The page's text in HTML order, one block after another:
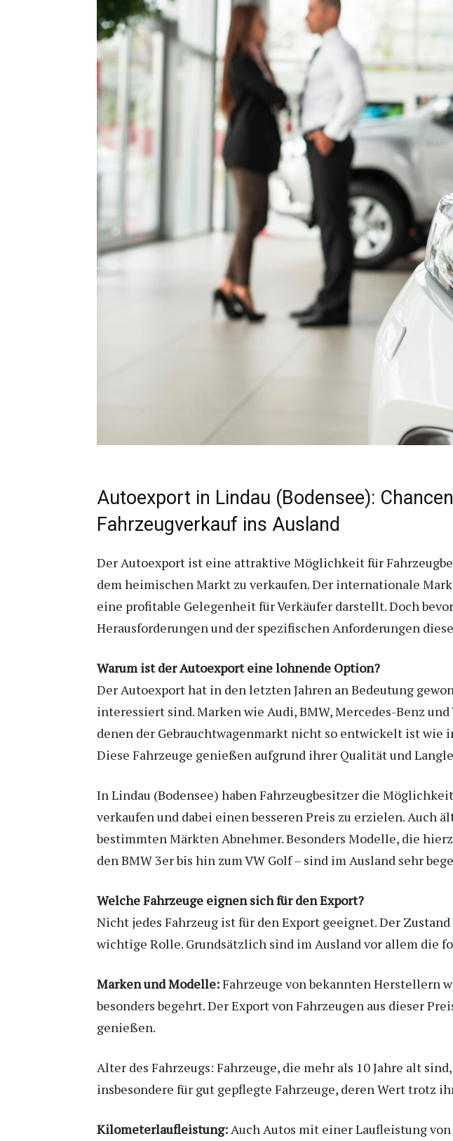
Autoexport in Lindau (Bodensee):
Fahrzeugverkauf ins Ausland
Der Autoexport ist eine attraktive Möglichkeit für
dem heimischen Markt zu verkaufen. Der internationale
eine profitable Gelegenheit für Verkäufer darstellt. Doch
Herausforderungen und der spezifischen Anforderungen
Warum ist der Autoexport eine lohnende Option?
Der Autoexport hat in den letzten Jahren an Bedeutung
interessiert sind. Marken wie Audi, BMW, Mercedes-Benz
denen der Gebrauchtwagenmarkt nicht so entwickelt ist wie
Diese Fahrzeuge genießen aufgrund ihrer Qualität und
In Lindau (Bodensee) haben Fahrzeugbesitzer die
verkaufen und dabei einen besseren Preis zu erzielen.
bestimmten Märkten Abnehmer. Besonders Modelle, die
den BMW 3er bis hin zum VW Golf – sind im Ausland sehr
Welche Fahrzeuge eignen sich für den Export?
Nicht jedes Fahrzeug ist für den Export geeignet. Der
wichtige Rolle. Grundsätzlich sind im Ausland vor allem die
Marken und Modelle:Fahrzeuge von bekannten Herstellern
besonders begehrt. Der Export von Fahrzeugen aus dieser
genießen.
Alter des Fahrzeugs: Fahrzeuge, die mehr als 10 Jahre alt
insbesondere für gut gepflegte Fahrzeuge, deren Wert trotz
Kilometerlaufleistung: Auch Autos mit einer Laufleistung